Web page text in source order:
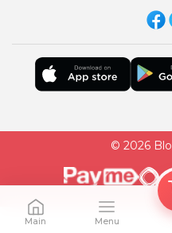
© 2026
Main Menu